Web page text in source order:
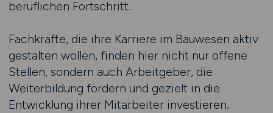
beruflichen Fortschritt.
Fachkräfte, die ihre Karriere im Bauwesen aktiv
gestalten wollen, finden hier nicht nur offene
Stellen, sondern auch Arbeitgeber, die
Weiterbildung fördern und gezielt in die
Entwicklung ihrer Mitarbeiter investieren.